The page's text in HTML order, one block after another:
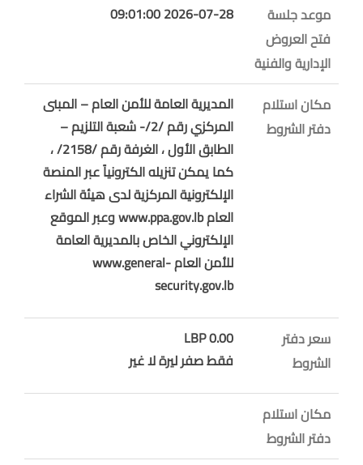
موعد جلسة
فتح العروض
الإدارية والفنية
2026-07-28 09:01:00
مكان استلام
دفتر الشروط
المديرية العامة للأمن العام – المبنى
المركزي رقم /2/- شعبة التلزيم –
الطابق الأول ، الغرفة رقم /2158/ ،
كما يمكن تنزيله الكترونياً عبر المنصة
الإلكترونية المركزية لدى هيئة الشراء
العام www.ppa.gov.lb وعبر الموقع
الإلكتروني الخاص بالمديرية العامة
للأمن العام www.general-
security.gov.lb
سعر دفتر
الشروط
0.00 LBP
فقط صفر ليرة لا غير
مكان استلام
دفتر الشروط